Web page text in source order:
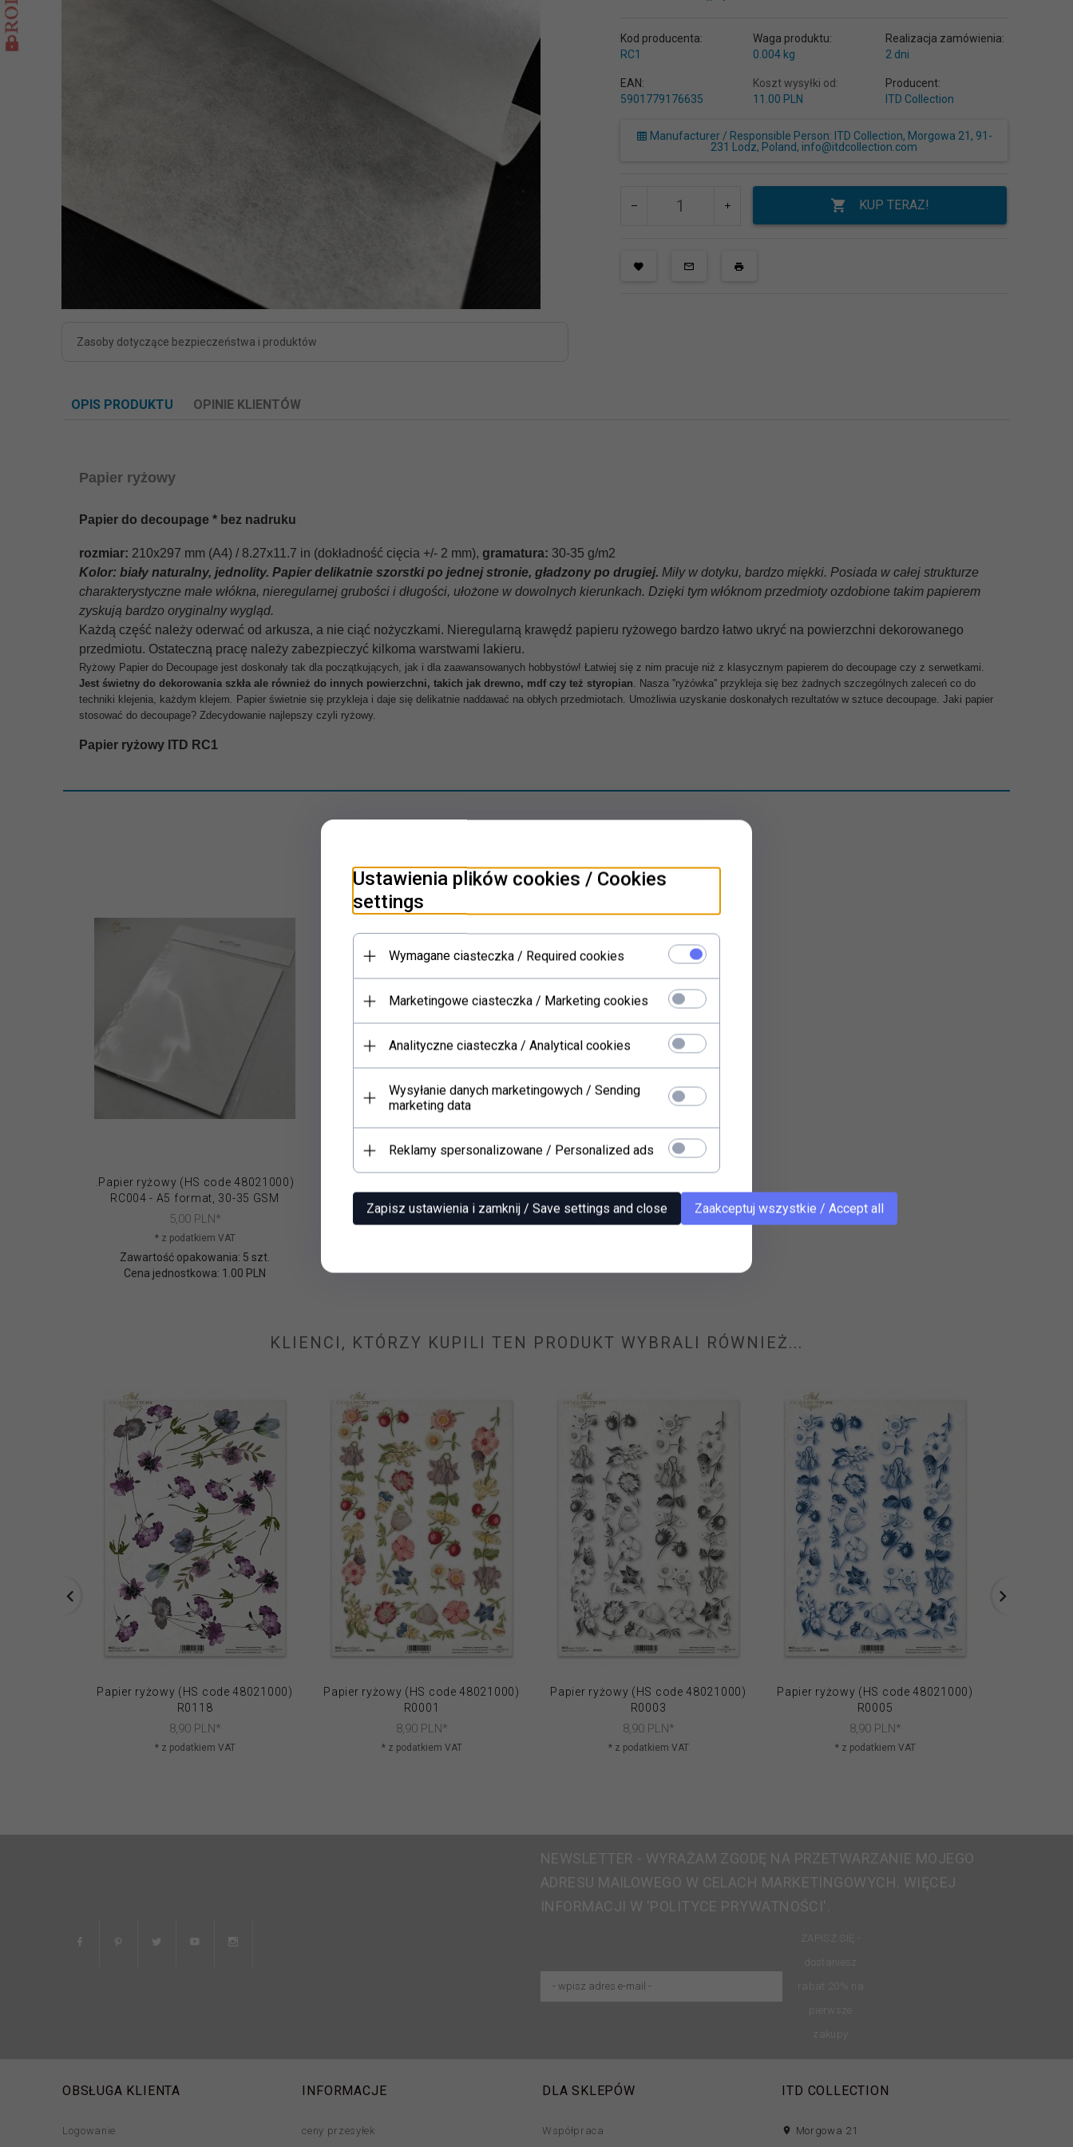
Zasoby dotyczące bezpieczeństwa i produktów
Kod producenta:
RC1
Waga produktu:
0.004 kg
Realizacja zamówienia:
2 dni
EAN:
5901779176635
Koszt wysyłki od:
11.00 PLN
Producent:
ITD Collection
Manufacturer / Responsible Person: ITD Collection, Morgowa 21, 91-
231 Lodz, Poland, info@itdcollection.com
KUP TERAZ!
OPIS PRODUKTU OPINIE KLIENTÓW
Papier ryżowy
Papier do decoupage * bez nadruku
rozmiar: 210x297 mm (A4) / 8.27x11.7 in (dokładność cięcia +/- 2 mm), gramatura: 30-35 g/m2
Kolor: biały naturalny, jednolity. Papier delikatnie szorstki po jednej stronie, gładzony po drugiej. Miły w dotyku, bardzo miękki. Posiada w całej strukturze
charakterystyczne małe włókna, nieregularnej grubości i długości, ułożone w dowolnych kierunkach. Dzięki tym włóknom przedmioty ozdobione takim papierem
zyskują bardzo oryginalny wygląd.
Każdą część należy oderwać od arkusza, a nie ciąć nożyczkami. Nieregularną krawędź papieru ryżowego bardzo łatwo ukryć na powierzchni dekorowanego
przedmiotu. Ostateczną pracę należy zabezpieczyć kilkoma warstwami lakieru.
Ryżowy Papier do Decoupage jest doskonały tak dla początkujących, jak i dla zaawansowanych hobbystów! Łatwiej się z nim pracuje niż z klasycznym papierem do decoupage czy z serwetkami.
Jest świetny do dekorowania szkła ale również do innych powierzchni, takich jak drewno, mdf czy też styropian
Nasza ''ryżówka'' przykleja się bez żadnych szczególnych zaleceń co do
techniki klejenia, każdym klejem
Papier świetnie się przykleja i daje się delikatnie naddawać na obłych przedmiotach. Umożliwia uzyskanie doskonałych rezultatów w sztuce decoupage. Jaki papier
stosować do decoupage? Zdecydowanie najlepszy czyli ryżowy.
Papier ryżowy ITD RC1
.Papier ryżowy (HS code 48021000)
RC004 - A5 format, 30-35 GSM
5,00 PLN*
* z podatkiem VAT
Zawartość opakowania: 5 szt.
Cena jednostkowa: 1.00 PLN
RC003 - A3 format, 30-35 GSM
KLIENCI, KTÓRZY KUPILI TEN PRODUKT WYBRALI RÓWNIEŻ...
Papier ryżowy (HS code 48021000)
R0118
8,90 PLN*
* z podatkiem VAT
Papier ryżowy (HS code 48021000)
R0001
8,90 PLN*
* z podatkiem VAT
Papier ryżowy (HS code 48021000)
R0003
8,90 PLN*
* z podatkiem VAT
Papier ryżowy (HS code 48021000)
R0005
8,90 PLN*
* z podatkiem VAT
NEWSLETTER - WYRAŻAM ZGODĘ NA PRZETWARZANIE MOJEGO
ADRESU MAILOWEGO W CELACH MARKETINGOWYCH. WIĘCEJ
INFORMACJI W 'POLITYCE PRYWATNOŚCI'.
ZAPISZ SIĘ -
dostaniesz
rabat 20% na
pierwsze
zakupy
OBSŁUGA KLIENTA
Logowanie
INFORMACJE
ceny przesyłek
DLA SKLEPÓW
Współpraca
ITD COLLECTION
Morgowa 21
Ustawienia plików cookies / Cookies
settings
Wymagane ciasteczka / Required cookies
Marketingowe ciasteczka / Marketing cookies
Analityczne ciasteczka / Analytical cookies
Wysyłanie danych marketingowych / Sending
marketing data
Reklamy spersonalizowane / Personalized ads
Zapisz ustawienia i zamknij / Save settings and close Zaakceptuj wszystkie / Accept all